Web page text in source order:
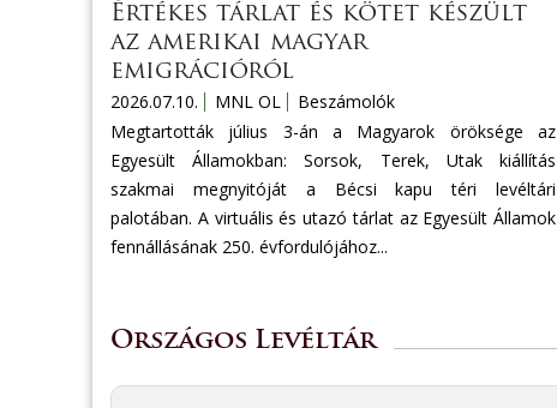
Értékes tárlat és kötet készült
az amerikai magyar
emigrációról
2026.07.10. MNL OL
Beszámolók
Megtartották július 3-án a Magyarok öröksége az
Egyesült Államokban: Sorsok, Terek, Utak kiállítás
szakmai megnyitóját a Bécsi kapu téri levéltári
palotában. A virtuális és utazó tárlat az Egyesült Államok
fennállásának 250. évfordulójához...
Országos Levéltár